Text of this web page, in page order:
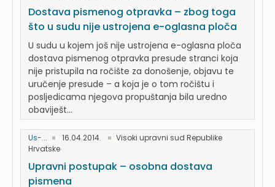
Dostava pismenog otpravka – zbog toga
što u sudu nije ustrojena e-oglasna ploča
U sudu u kojem još nije ustrojena e-oglasna ploča
dostava pismenog otpravka presude stranci koja
nije pristupila na ročište za donošenje, objavu te
uručenje presude – a koja je o tom ročištu i
posljedicama njegova propuštanja bila uredno
obaviješt...
Us-... 16.04.2014.
Visoki upravni sud Republike
Hrvatske
Upravni postupak – osobna dostava
pismena